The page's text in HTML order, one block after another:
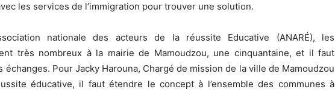
les services de l’immigration pour trouver une solution.
nationale des acteurs de la réussite Educative (ANARÉ), les
très nombreux à la mairie de Mamoudzou, une cinquantaine, et il faut
échanges. Pour Jacky Harouna, Chargé de mission de la ville de Mamoudzou
éducative, il faut étendre le concept à l’ensemble des communes à